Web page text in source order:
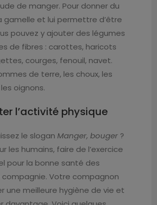
de manger. Pour donner du
gamelle et lui permettre d’être
pouvez y ajouter des légumes
de fibres : carottes, haricots
courges, fenouil, navet.
de terre, les choux, les
oignons.
l’activité physique
le sloganManger, bouger ?
les humains, faire de l’exercice
pour la bonne santé des
compagnie. Votre compagnon
une meilleure hygiène de vie et